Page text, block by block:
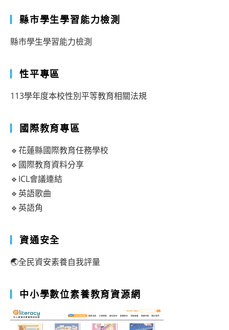
縣市學生學習能力檢測
縣市學生學習能力檢測
性平專區
113學年度本校性別平等教育相關法規
國際教育專區
🔹花蓮縣國際教育任務學校
🔹國際教育資料分享
🔹ICL會議連結
🔹英語歌曲
🔹英語角
資通安全
🌏全民資安素養自我評量
中小學數位素養教育資源網